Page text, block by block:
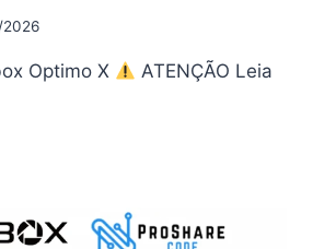
Optimo X
ATENÇÃO Leia